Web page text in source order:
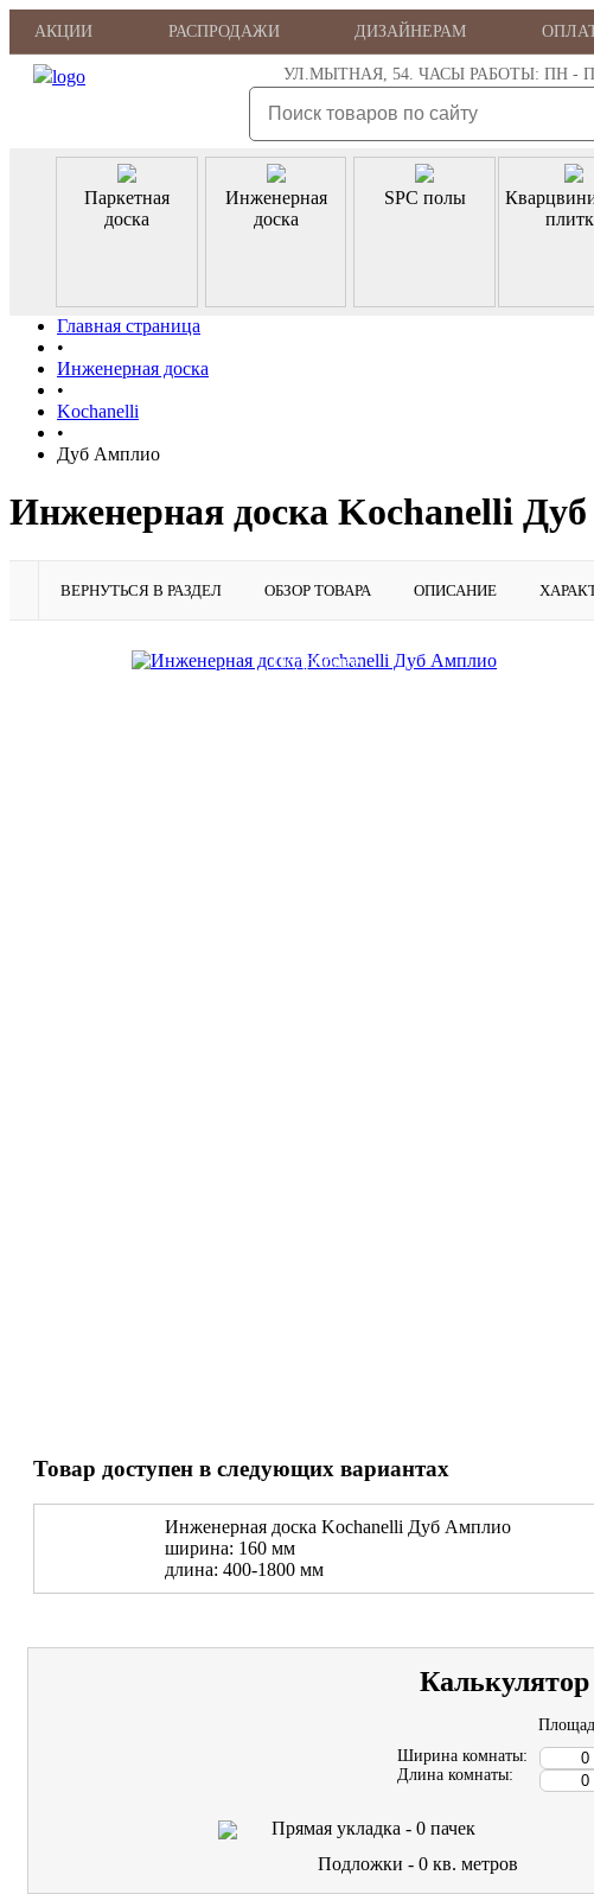
АКЦИИ РАСПРОДАЖИ ДИЗАЙНЕРАМ
УЛ.МЫТНАЯ, 54. ЧАСЫ РАБОТЫ: ПН - ПТ
Паркетная
доска
Инженерная
доска
SPC полы
Главная страница
•
Инженерная доска
•
Kochanelli
•
Дуб Амплио
Инженерная доска Kochanelli
ВЕРНУТЬСЯ В РАЗДЕЛ ОБЗОР ТОВАРА ОПИСАНИЕ
Подробнее
Товар доступен в следующих вариантах
Инженерная доска Kochanelli Дуб Амплио
ширина: 160 мм
длина: 400-1800 мм
Ширина комнаты:
Длина комнаты:
Прямая укладка - 0 пачек
Подложки -0кв. метров